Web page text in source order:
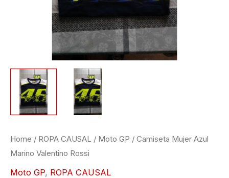
Home / ROPA CAUSAL / Moto GP / Camiseta Mujer Azul
Marino Valentino Rossi
Moto GP, ROPA CAUSAL